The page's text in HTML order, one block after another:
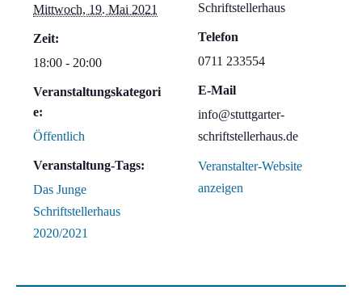
Mittwoch, 19. Mai 2021
Zeit:
18:00 - 20:00
Veranstaltungskategori
e:
Öffentlich
Veranstaltung-Tags:
Das Junge
Schriftstellerhaus
2020/2021
Schriftstellerhaus
Telefon
0711 233554
E-Mail
info@stuttgarter-
schriftstellerhaus.de
Veranstalter-Website
anzeigen